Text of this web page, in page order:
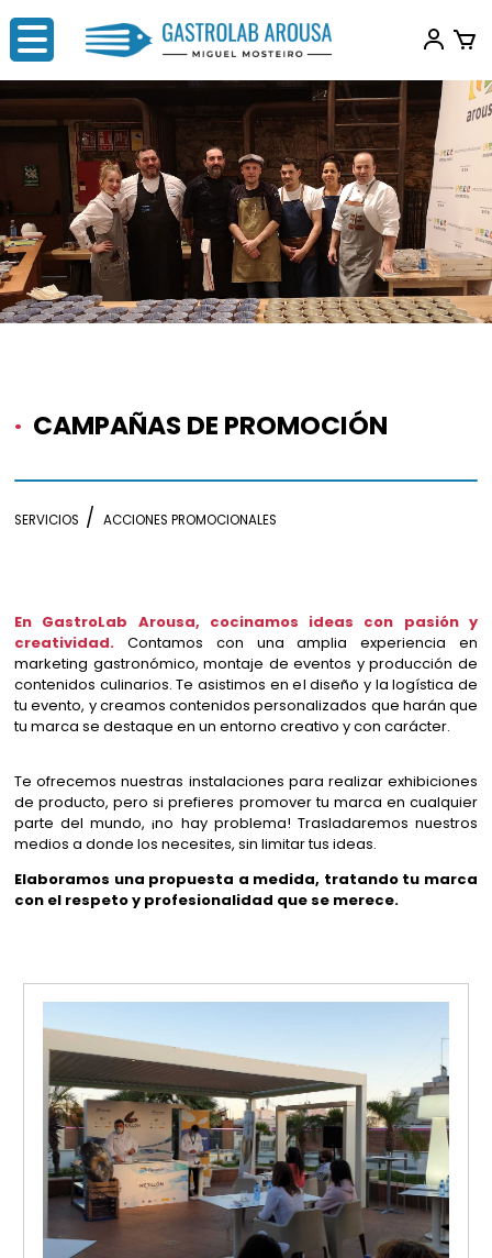
· CAMPAÑAS DE PROMOCIÓN
SERVICIOS ACCIONES PROMOCIONALES
En GastroLab Arousa, cocinamos ideas con pasión y
creatividad. Contamos con una amplia experiencia en
marketing gastronómico, montaje de eventos y producción de
contenidos culinarios. Te asistimos en el diseño y la logística de
tu evento, y creamos contenidos personalizados que harán que
tu marca se destaque en un entorno creativo y con carácter.
Te ofrecemos nuestras instalaciones para realizar exhibiciones
de producto, pero si prefieres promover tu marca en cualquier
parte del mundo, ¡no hay problema! Trasladaremos nuestros
medios a donde los necesites, sin limitar tus ideas.
Elaboramos una propuesta a medida, tratando tu marca
con el respeto y profesionalidad que se merece.